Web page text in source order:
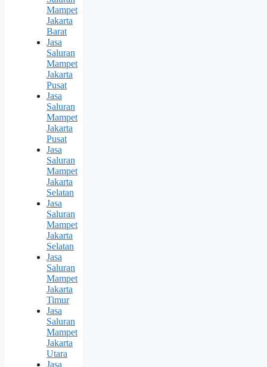
Mampet
Jakarta
Barat
Jasa
Saluran
Mampet
Jakarta
Pusat
Jasa
Saluran
Mampet
Jakarta
Pusat
Jasa
Saluran
Mampet
Jakarta
Selatan
Jasa
Saluran
Mampet
Jakarta
Selatan
Jasa
Saluran
Mampet
Jakarta
Timur
Jasa
Saluran
Mampet
Jakarta
Utara
Jasa